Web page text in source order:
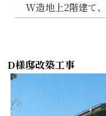
W造地上2階建て
D様邸改築工事